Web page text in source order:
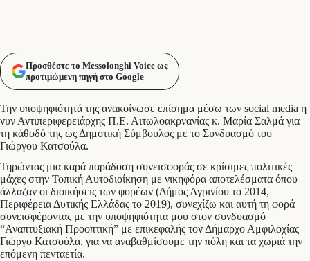
Προσθέστε το Messolonghi Voice ως
προτιμώμενη πηγή στο Google
Την υποψηφιότητά της ανακοίνωσε επίσημα μέσω των social media η
νυν Αντιπεριφερειάρχης Π.Ε. Αιτωλοακρνανίας κ. Μαρία Σαλμά για
τη κάθοδό της ως Δημοτική Σύμβουλος με το Συνδυασμό του
Γιώργου Κατσούλα.
Τηρώντας μια καρά παράδοση συνεισφοράς σε κρίσιμες πολιτικές
μάχες στην Τοπική Αυτοδιοίκηση με νικηφόρα αποτελέσματα όπου
άλλαζαν οι διοικήσεις των φορέων (Δήμος Αγρινίου το 2014,
Περιφέρεια Δυτικής Ελλάδας το 2019), συνεχίζω και αυτή τη φορά
συνεισφέροντας με την υποψηφιότητα μου στον συνδυασμό
“Αναπτυξιακή Προοπτική” με επικεφαλής τον Δήμαρχο Αμφιλοχίας
Γιώργο Κατσούλα, για να αναβαθμίσουμε την πόλη και τα χωριά την
επόμενη πενταετία.